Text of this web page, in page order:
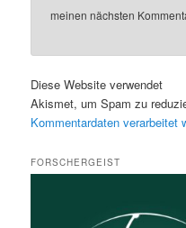
meinen nächsten
Diese Website verwendet
Akismet, um Spam zu
Kommentardaten verarbeitet
FORSCHERGEIST